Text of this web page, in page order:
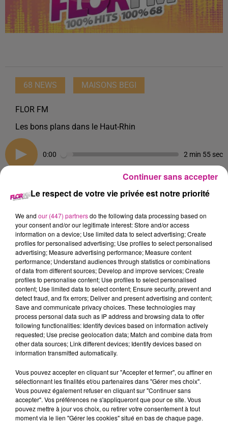
68 NEWS MAISONS BEGI
FLOR FM
Les bons plans dans le Haut-Rhin
0:00 2 min 55 sec
3 janvier 2023 - 2 min 55 sec
68 NEWS DU 3 JANVIER
Retrouvez les 68 news du 3 janvier, avecMaisons Begi,
constructeur de maisons dans le Haut-Rhin.
17h57
17h57 17h54
17h54 17h51
17h51
Le respect de votre vie privée est notre priorité
We and our (447) partnersdo the following data processing based on
your consent and/or our legitimate interest: Store and/or access
information on a device; Use limited data to select advertising; Create
profiles for personalised advertising; Use profiles to select personalised
advertising; Measure advertising performance; Measure content
performance; Understand audiences through statistics or combinations
of data from different sources; Develop and improve services; Create
profiles to personalise content; Use profiles to select personalised
content; Use limited data to select content; Ensure security, prevent and
detect fraud, and fix errors; Deliver and present advertising and content;
Save and communicate privacy choices. These technologies may
process personal data such as IP address and browsing data to offer
following functionalities: Identify devices based on information actively
requested; Use precise geolocation data; Match and combine data from
other data sources; Link different devices; Identify devices based on
information transmitted automatically.
Vous pouvez accepter en cliquant sur "Accepter et fermer", ou affiner en
sélectionnant les finalités et/ou partenaires dans "Gérer mes choix".
Vous pouvez également refuser en cliquant sur "Continuer sans
accepter". Vos préférences ne s'appliqueront que pour ce site. Vous
pouvez mettre à jour vos choix, ou retirer votre consentement à tout
moment via le lien "Gérer les cookies" situé en bas de chaque page.
Continuer sans accepter